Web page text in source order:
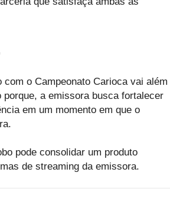
o Campeonato Carioca vai além
a emissora busca fortalecer
em um momento em que o
pode consolidar um produto
de streaming da emissora.